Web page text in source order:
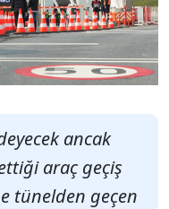
ancak
araç geçiş
tünelden geçen